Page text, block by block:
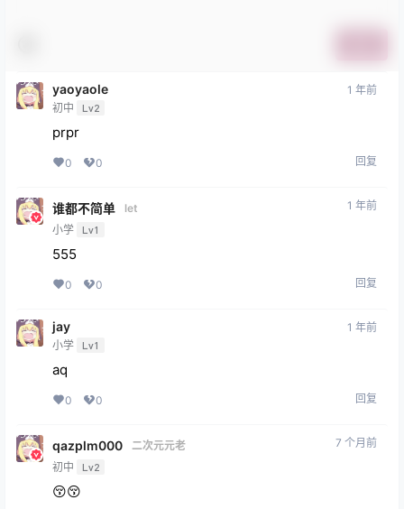
yaoyaole
初中 Lv2
1 年前
prpr
0 0 回复
谁都不简单
let
小学 Lv1
1 年前
555
0 0 回复
jay
小学 Lv1
1 年前
aq
0 0 回复
qazplm000
二次元元老
初中
Lv2
7 个月前
😚😚